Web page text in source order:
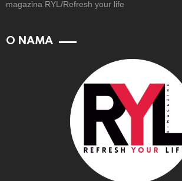
magazina RYL/Refresh your life
O NAMA